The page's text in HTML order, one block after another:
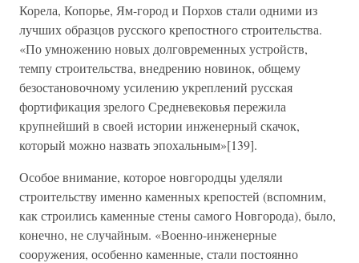
Корела, Копорье, Ям-город и Порхов стали одними из
лучших образцов русского крепостного строительства.
«По умножению новых долговременных устройств,
темпу строительства, внедрению новинок, общему
безостановочному усилению укреплений русская
фортификация зрелого Средневековья пережила
крупнейший в своей истории инженерный скачок,
который можно назвать эпохальным»[139].
Особое внимание, которое новгородцы уделяли
строительству именно каменных крепостей (вспомним,
как строились каменные стены самого Новгорода), было,
конечно, не случайным. «Военно-инженерные
сооружения, особенно каменные, стали постоянно